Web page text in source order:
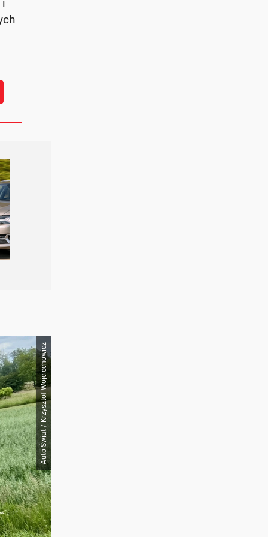
i
Auto Świat / Krzysztof Wojciechowicz